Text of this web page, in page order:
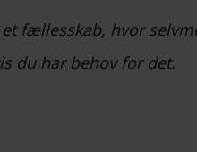
fællesskab, hvor
du har behov for det.